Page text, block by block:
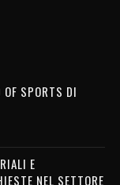
OF SPORTS DI
E
NEL SETTORE